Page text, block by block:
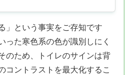
」という事実をご存知です
った寒色系の色が識別しにく
のため、トイレのサインは背
コントラストを最大化するこ